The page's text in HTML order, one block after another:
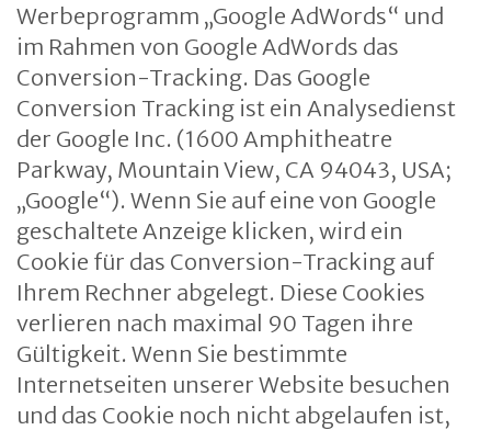
Werbeprogramm „Google AdWords“ und
im Rahmen von Google AdWords das
Conversion-Tracking. Das Google
Conversion Tracking ist ein Analysedienst
der Google Inc. (1600 Amphitheatre
Parkway, Mountain View, CA 94043, USA;
„Google“). Wenn Sie auf eine von Google
geschaltete Anzeige klicken, wird ein
Cookie für das Conversion-Tracking auf
Ihrem Rechner abgelegt. Diese Cookies
verlieren nach maximal 90 Tagen ihre
Gültigkeit. Wenn Sie bestimmte
Internetseiten unserer Website besuchen
und das Cookie noch nicht abgelaufen ist,